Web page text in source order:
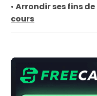
•Arrondir ses fins
cours